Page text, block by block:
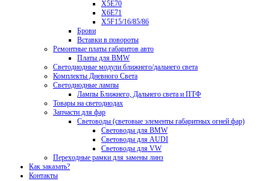
X5E70
X6E71
X5F15/16/85/86
Брови
Вставки в повороты
Ремонтные платы габаритов авто
Платы для BMW
Светодиодные модули ближнего/дальнего света
Комплекты Дневного Света
Светодиодные лампы
Лампы Ближнего, Дальнего света и ПТФ
Товары на светодиодах
Запчасти для фар
Световоды (световые элементы габаритных огней фар)
Световоды для BMW
Световоды для AUDI
Световоды для VW
Переходные рамки для замены линз
Как заказать?
Контакты